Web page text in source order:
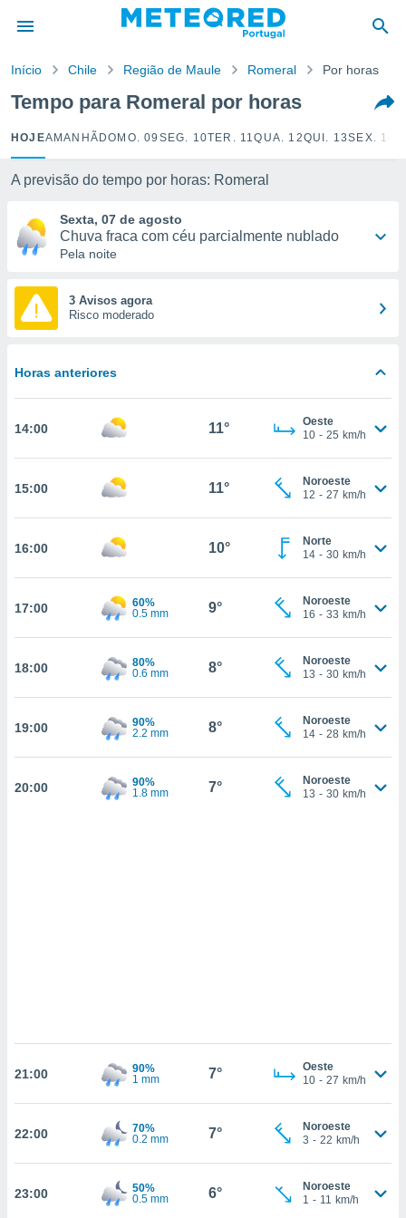
da
foi
as
fornecidas
forma
digital
recolhidas
permite-
de alta
a
o
como
e
a
cookies,
CONFIGURAÇÕES
Início Chile Região de Maule Romeral Por horas
Tempo para Romeral por horas
HOJEAMANHÃ DOMO. 09 SEG. 10TER. 11QUA. 12QUI. 13SEX. 14
A previsão do tempo por horas: Romeral
Sexta, 07 de agosto
Chuva fraca com céu parcialmente nublado
Pela noite
3 Avisos agora
Risco moderado
Horas anteriores
14:00 11°
Oeste
10 - 25 km/h
15:00 11°
Noroeste
12 - 27 km/h
16:00 10°
Norte
14 - 30 km/h
17:00
60%
0.5 mm
9°
Noroeste
16 - 33 km/h
18:00
80%
0.6 mm
8°
Noroeste
13 - 30 km/h
19:00
90%
2.2 mm
8°
Noroeste
14 - 28 km/h
20:00
90%
1.8 mm
7°
Noroeste
13 - 30 km/h
21:00
90%
1 mm
7°
Oeste
10 - 27 km/h
22:00
70%
0.2 mm
7°
Noroeste
3 - 22 km/h
23:00
50%
0.5 mm
6°
Noroeste
1 - 11 km/h